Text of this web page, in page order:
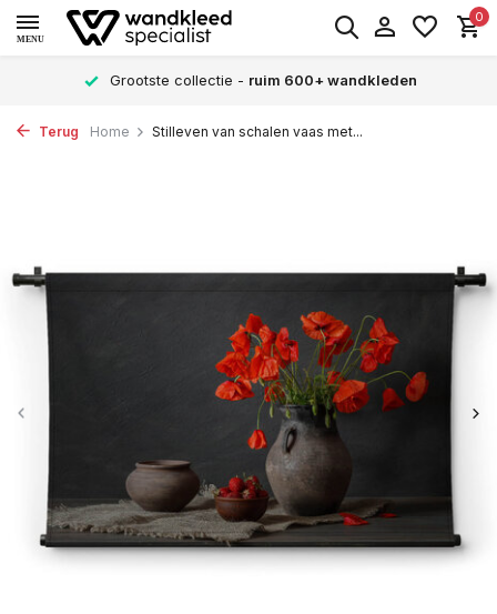
MENU
0
Grootste collectie - ruim 600+ wandkleden
Terug Home Stilleven van schalen vaas met...